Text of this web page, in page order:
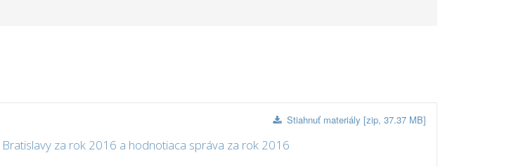
Stiahnuť materiály [zip, 37.37 MB]
za rok 2016 a hodnotiaca správa za rok 2016